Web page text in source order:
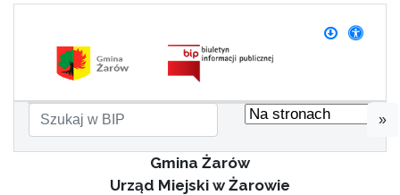
»
Gmina Żarów
Urząd Miejski w Żarowie